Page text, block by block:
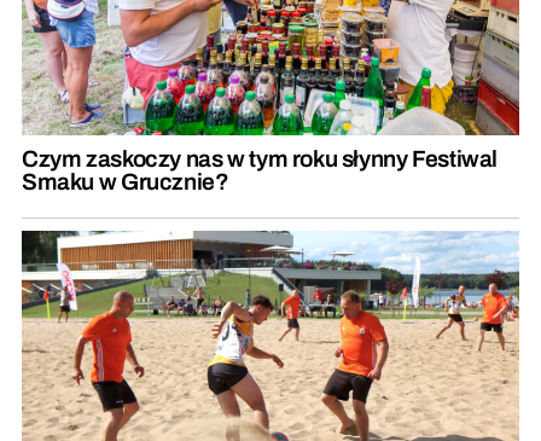
Czym zaskoczy nas w tym roku słynny Festiwal
Smaku w Grucznie?